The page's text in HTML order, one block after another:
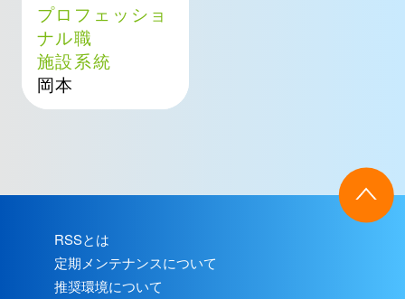
プロフェッショ
ナル職
施設系統
岡本
RSSとは
定期メンテナンスについて
推奨環境について